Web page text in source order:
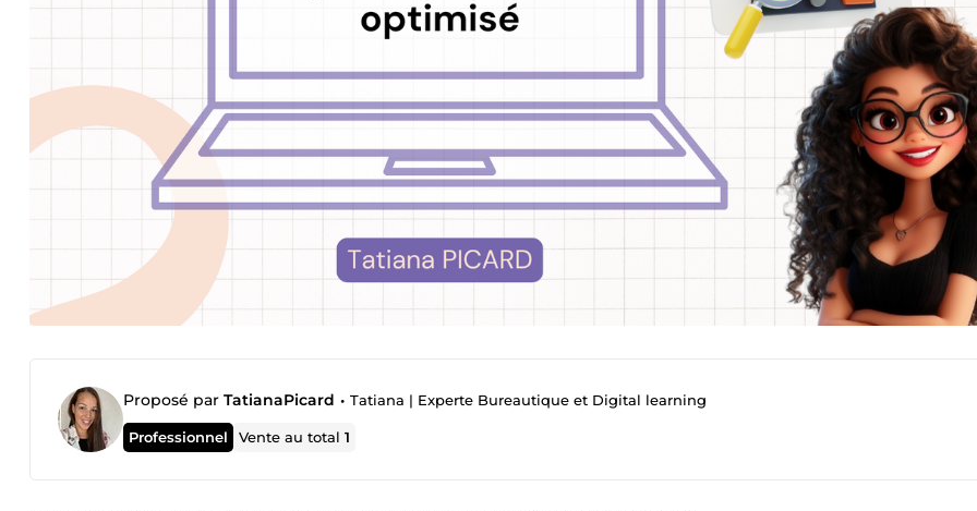
Proposé par TatianaPicard • Tatiana | Experte Bureautique et Digital learning
Professionnel Vente au total1